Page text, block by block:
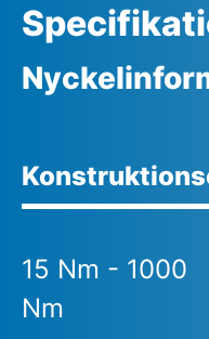
15 Nm - 1000
Nm